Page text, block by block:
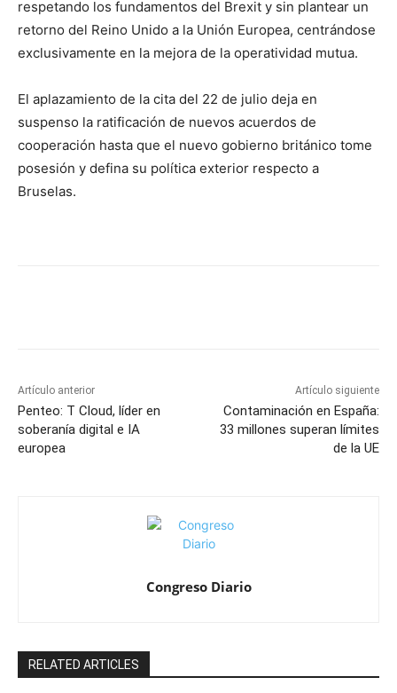
respetando los fundamentos del Brexit y sin plantear un
retorno del Reino Unido a la Unión Europea, centrándose
exclusivamente en la mejora de la operatividad mutua.
El aplazamiento de la cita del 22 de julio deja en
suspenso la ratificación de nuevos acuerdos de
cooperación hasta que el nuevo gobierno británico tome
posesión y defina su política exterior respecto a
Bruselas.
Artículo anterior
Penteo: T Cloud, líder en
soberanía digital e IA
europea
Artículo siguiente
Contaminación en España:
33 millones superan límites
de la UE
Congreso Diario
RELATED ARTICLES